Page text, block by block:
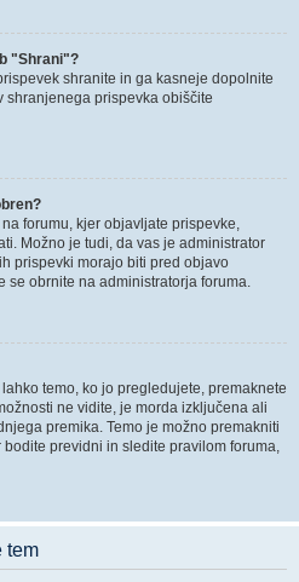
"Shrani"?
shranite in ga kasneje dopolnite
shranjenega prispevka obiščite
forumu, kjer objavljate prispevke,
Možno je tudi, da vas je administrator
prispevki morajo biti pred objavo
obrnite na administratorja foruma.
temo, ko jo pregledujete, premaknete
ne vidite, je morda izključena ali
premika. Temo je možno premakniti
previdni in sledite pravilom foruma,
tem